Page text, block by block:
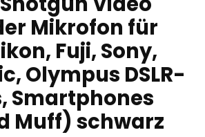
Mikrofon für
Fuji, Sony,
Olympus DSLR-
Smartphones
Muff) schwarz